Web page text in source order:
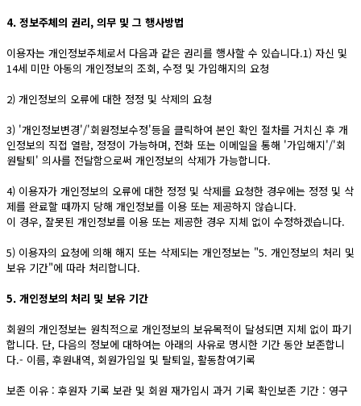
4. 정보주체의 권리, 의무 및 그 행사방법
이용자는 개인정보주체로서 다음과 같은 권리를 행사할 수 있습니다.1) 자신 및
14세 미만 아동의 개인정보의 조회, 수정 및 가입해지의 요청
2) 개인정보의 오류에 대한 정정 및 삭제의 요청
3) '개인정보변경'/'회원정보수정'등을 클릭하여 본인 확인 절차를 거치신 후 개
인정보의 직접 열람, 정정이 가능하며, 전화 또는 이메일을 통해 '가입해지'/'회
원탈퇴' 의사를 전달함으로써 개인정보의 삭제가 가능합니다.
4) 이용자가 개인정보의 오류에 대한 정정 및 삭제를 요청한 경우에는 정정 및 삭
제를 완료할 때까지 당해 개인정보를 이용 또는 제공하지 않습니다.
이 경우, 잘못된 개인정보를 이용 또는 제공한 경우 지체 없이 수정하겠습니다.
5) 이용자의 요청에 의해 해지 또는 삭제되는 개인정보는 "5. 개인정보의 처리 및
보유 기간"에 따라 처리합니다.
5. 개인정보의 처리 및 보유 기간
회원의 개인정보는 원칙적으로 개인정보의 보유목적이 달성되면 지체 없이 파기
합니다. 단, 다음의 정보에 대하여는 아래의 사유로 명시한 기간 동안 보존합니
다.- 이름, 후원내역, 회원가입일 및 탈퇴일, 활동참여기록
보존 이유 : 후원자 기록 보관 및 회원 재가입시 과거 기록 확인보존 기간 : 영구